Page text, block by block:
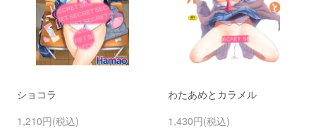
ショコラ
1,210円(税込)
わたあめとカラメル
1,430円(税込)